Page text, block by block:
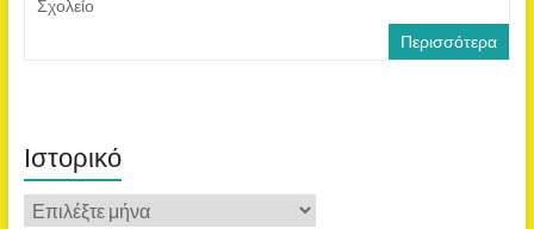
Σχολείο
Περισσότερα
Ιστορικό